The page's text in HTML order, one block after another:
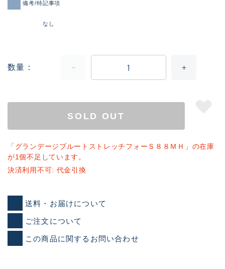
備考/特記事項
なし
数量
SOLD OUT
「グランデージブルートストレッチフォーＳ８８ＭＨ」の在庫
が1個不足しています。
決済利用不可: 代金引換
送料・お届けについて
ご注文について
この商品に関するお問い合わせ